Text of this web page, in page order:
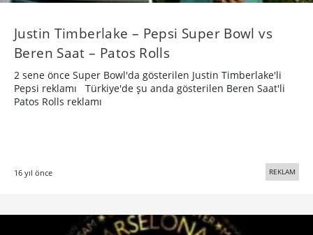
Justin Timberlake – Pepsi Super Bowl vs
Beren Saat – Patos Rolls
2 sene önce Super Bowl'da gösterilen Justin Timberlake'li
Pepsi reklamı Türkiye'de şu anda gösterilen Beren Saat'li
Patos Rolls reklamı
16 yıl önce REKLAM